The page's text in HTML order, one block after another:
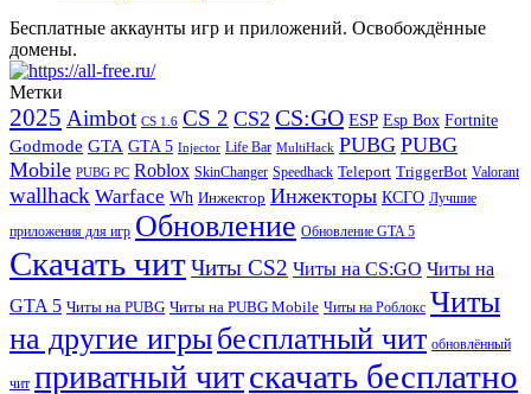
Бесплатные аккаунты игр и приложений. Освобождённые
домены.
Метки
2025 Aimbot CS 1.6 CS 2 CS2 CS:GO ESP Esp Box Fortnite
Godmode GTA GTA 5 Injector Life Bar MultiHack PUBG PUBG
Mobile PUBG PC Roblox SkinChanger Speedhack Teleport TriggerBot Valorant
wallhack Warface Wh Инжектор Инжекторы КСГО Лучшие
приложения для игр Обновление Обновление GTA 5
Скачать читЧиты CS2 Читы на CS:GO Читы на
GTA 5 Читы на PUBG Читы на PUBG Mobile Читы на Роблокс Читы
на другие игрыбесплатный чит обновлённый
чит приватный читскачать бесплатно